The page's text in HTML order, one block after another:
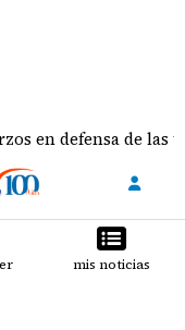
en defensa de las
mis noticias